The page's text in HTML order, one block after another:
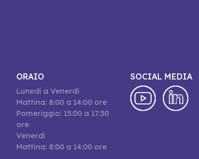
ORAIO
Lunedí a Venerdí
Mattina: 8:00 a 14:00 ore
Pomeriggio: 15:00 a 17:30
ore
Venerdí
Mattina: 8:00 a 14:00 ore
SOCIAL MEDIA